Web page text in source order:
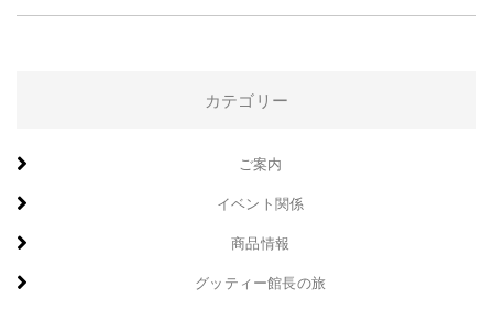
カテゴリー
ご案内
イベント関係
商品情報
グッティー館長の旅